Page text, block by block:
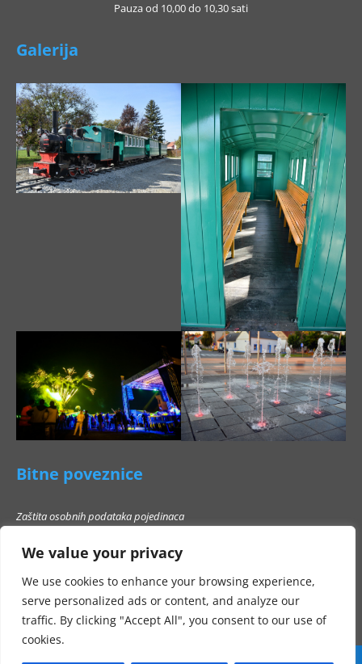
We value your privacy
We use cookies to enhance your browsing experience,
serve personalized ads or content, and analyze our
traffic. By clicking "Accept All", you consent to our use of
cookies.
Pauza od 10,00 do 10,30 sati
Galerija
Bitne poveznice
Zaštita osobnih podataka pojedinaca
Popis poslovnih subjekata s kojima Grad Beli Manastir ne smije stupati u